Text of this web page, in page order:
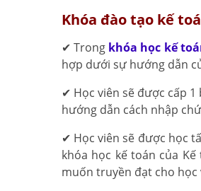
Khóa đào tạo kế
✔ Trong khóa học kế
hợp dưới sự hướng dẫn
✔ Học viên sẽ được cấp
hướng dẫn cách nhập
✔ Học viên sẽ được học
khóa học kế toán của
muốn truyền đạt cho học